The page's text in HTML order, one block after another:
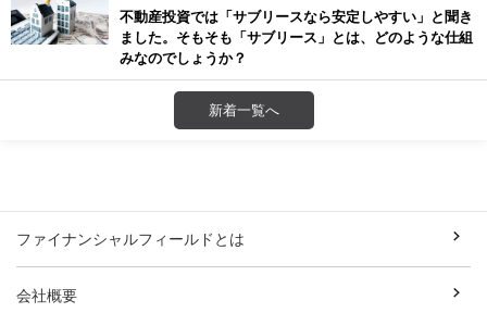
不動産投資では「サブリースなら安定しやすい」と聞き
ました。そもそも「サブリース」とは、どのような仕組
みなのでしょうか？
新着一覧へ
ファイナンシャルフィールドとは
会社概要